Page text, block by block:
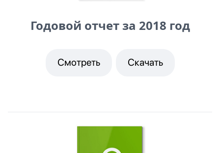
Годовой отчет за 2018 год
Смотреть Скачать